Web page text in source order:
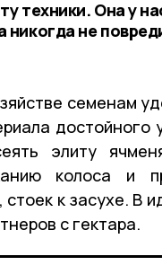
техники. Она у
не
семенам
достойного
элиту
колоса и
стоек к засухе. В
с гектара.